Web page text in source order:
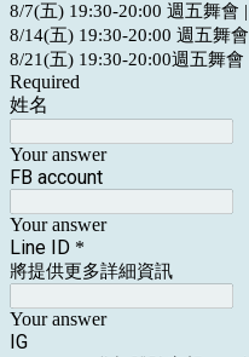
8/7(五) 19:30-20:00 週五舞會 |
8/14(五) 19:30-20:00 週五舞會
8/21(五) 19:30-20:00週五舞會
Required
姓名
Your answer
FB account
Your answer
Line ID *
將提供更多詳細資訊
Your answer
IG